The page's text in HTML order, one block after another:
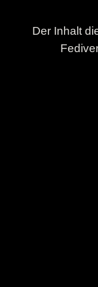
Der Inhalt